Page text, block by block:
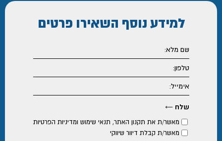
למידע נוסף השאירו פרטים
מאשר/ת את תקנון האתר, תנאי שימוש ומדיניות הפרטיות
מאשר/ת קבלת דיוור שיווקי